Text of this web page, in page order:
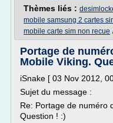
Thèmes liés :
mobile samsung 2 cartes
mobile carte sim non recue
Portage de
Mobile Viking.
iSnake [ 03 Nov 2012,
Sujet du message :
Re: Portage de numéro
Question ! :)